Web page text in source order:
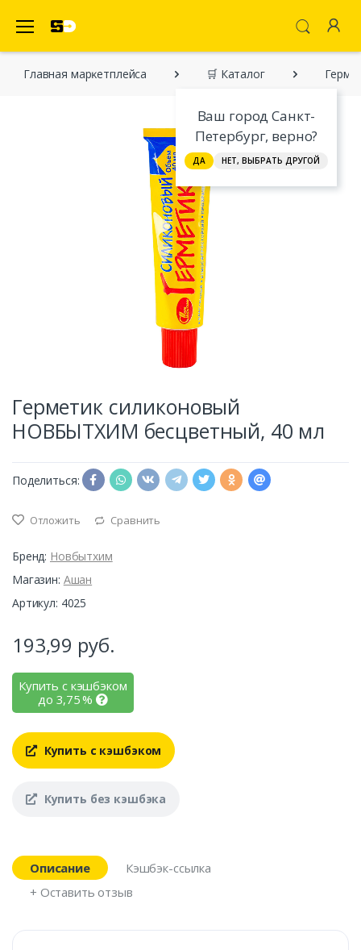
Ваш город Санкт-
Петербург, верно?
ДА НЕТ, ВЫБРАТЬ ДРУГОЙ
Главная марĸетплейса 🛒 Каталог
Герметик силиконовый
НОВБЫТХИМ бесцветный, 40 мл
Поделиться:
Отложить Сравнить
Бренд: Новбытхим
Магазин: Ашан
Артикул: 4025
193,99 руб.
Купить с кэшбэком
до 3,75%
Купить с кэшбэком
Купить без кэшбэка
Описание
Кэшбэк-ссылка
+ Оставить отзыв